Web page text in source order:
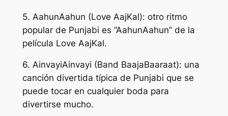
5. AahunAahun (Love AajKal): otro ritmo
popular de Punjabi es “AahunAahun” de la
película Love AajKal.
6. AinvayiAinvayi (Band BaajaBaaraat): una
canción divertida típica de Punjabi que se
puede tocar en cualquier boda para
divertirse mucho.